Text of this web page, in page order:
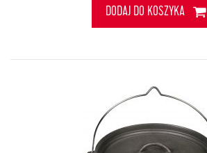
660,00 zł.
DODAJ DO KOSZYKA